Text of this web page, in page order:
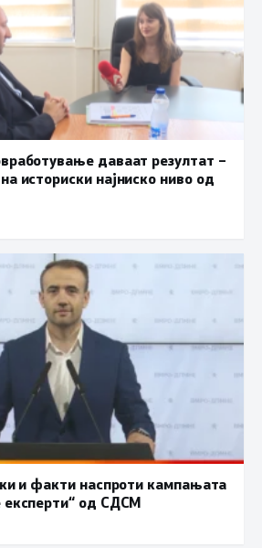
даваат резултат –
историски најниско ниво од
и факти наспроти кампањата
експерти“ од СДСM